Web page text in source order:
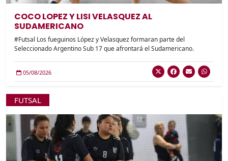
COCO LOPEZ Y LISI VELASQUEZ AL
SUDAMERICANO
#Futsal Los fueguinos López y Velasquez formaran parte del
Seleccionado Argentino Sub 17 que afrontará el Sudamericano.
05/08/2026
FUTSAL